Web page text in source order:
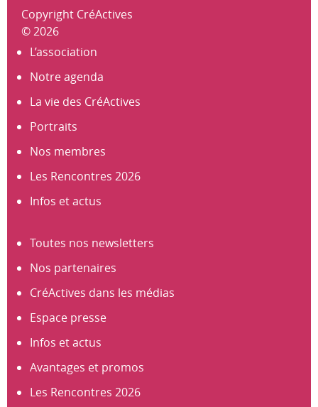
Copyright CréActives
© 2026
L’association
Notre agenda
La vie des CréActives
Portraits
Nos membres
Les Rencontres 2026
Infos et actus
Toutes nos newsletters
Nos partenaires
CréActives dans les médias
Espace presse
Infos et actus
Avantages et promos
Les Rencontres 2026